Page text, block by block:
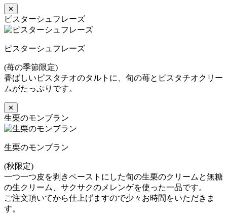
✕
ピスターシュフレーズ
ピスターシュフレーズ
(苺の季節限定)
香ばしいピスタチオのタルトに、旬の苺とピスタチオクリー
ムがたっぷりです。
✕
生栗のモンブラン
生栗のモンブラン
(秋限定)
一つ一つ皮を剥きペーストにした旬の生栗のクリームと無糖
の生クリーム、サクサクのメレンゲを使った一品です。
ご注文頂いてから仕上げますので少々お時間をいただきま
す。